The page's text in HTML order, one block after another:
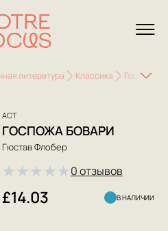
литература Классика Госпожа
АСТ
ГОСПОЖА БОВАРИ
Гюстав Флобер
★★★★★0 отзывов
£14.03 В НАЛИЧИИ